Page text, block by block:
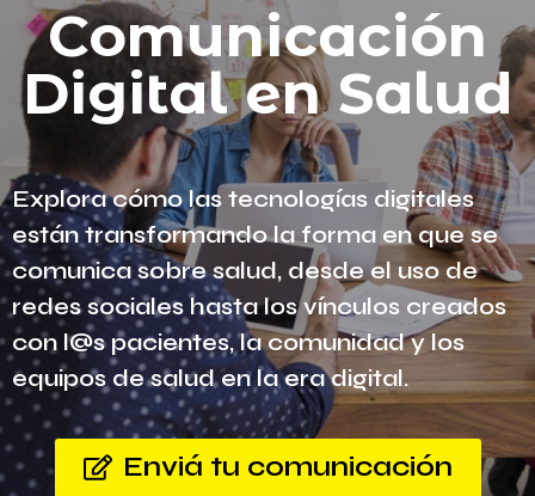
Comunicación
Digital en Salud
Explora cómo las tecnologías digitales
están transformando la forma en que se
comunica sobre salud, desde el uso de
redes sociales hasta los vínculos creados
con l@s pacientes, la comunidad y los
equipos de salud en la era digital.
Enviá tu comunicación